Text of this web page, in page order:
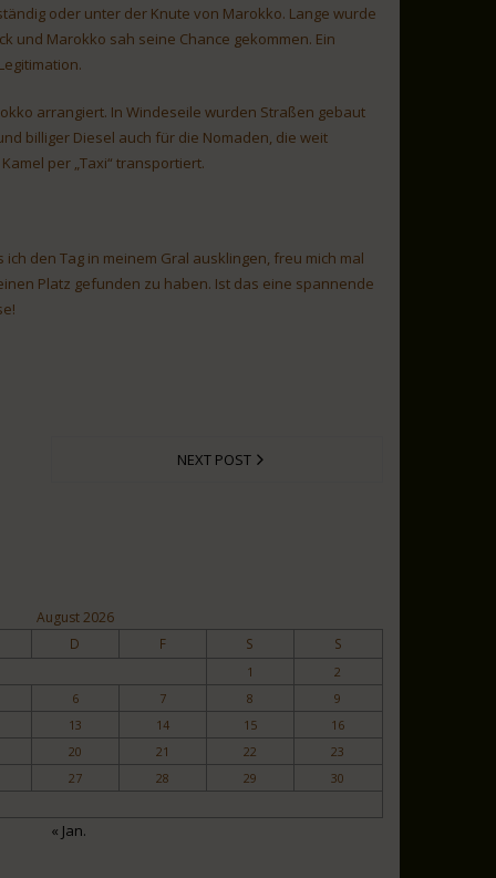
oder unter der Knute von Marokko. Lange wurde
und Marokko sah seine Chance gekommen. Ein
arrangiert. In Windeseile wurden Straßen gebaut
billiger Diesel auch für die Nomaden, die weit
per „Taxi“ transportiert.
ich den Tag in meinem Gral ausklingen, freu mich mal
Platz gefunden zu haben. Ist das eine spannende
NEXT POST
August 2026
D F S S
1
2
6
7 8
9
13
14 15
16
20
21 22
23
27
28 29 30
« Jan.